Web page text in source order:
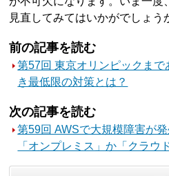
見直してみてはいかがでしょう
前の記事を読む
第57回 東京オリンピックま
き最低限の対策とは？
次の記事を読む
第59回 AWSで大規模障害が
「オンプレミス」か「クラウ